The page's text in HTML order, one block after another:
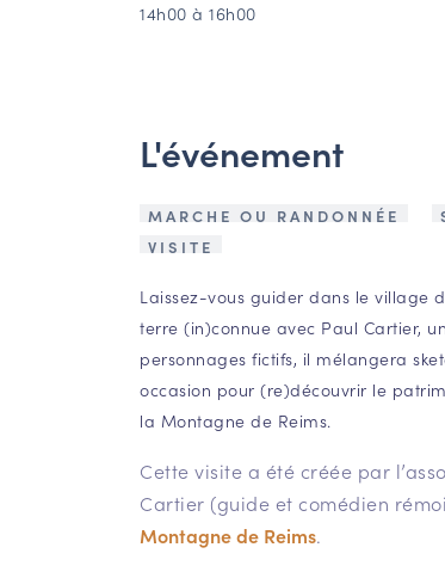
14h00 à 16h00
L'événement
MARCHE OU RANDONNÉE
VISITE
Laissez-vous guider dans le village
terre (in)connue avec Paul Cartier,
personnages fictifs, il mélangera
occasion pour (re)découvrir le
la Montagne de Reims.
Cette visite a été créée par
Cartier (guide et comédien
Montagne de Reims.